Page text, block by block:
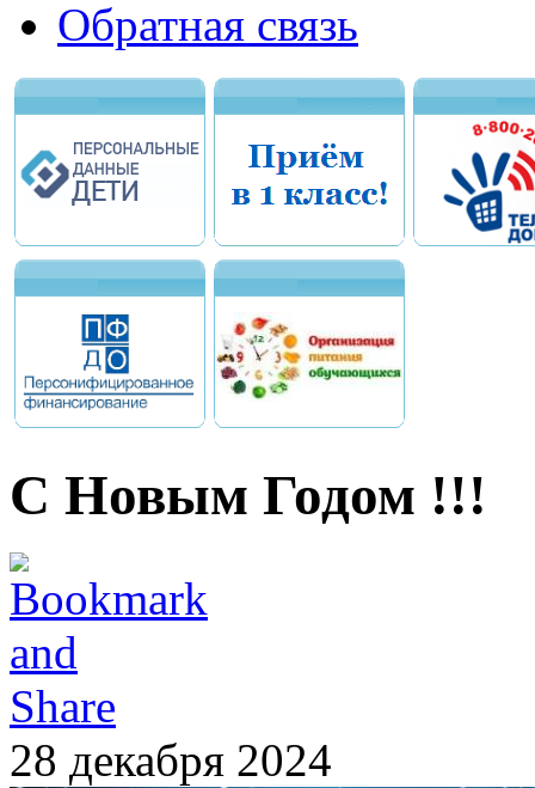
Обратная связь
С Новым Годом !!!
28 декабря 2024